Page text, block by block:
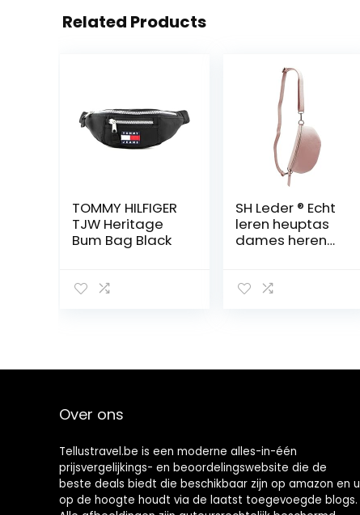
Related Products
TOMMY HILFIGER
TJW Heritage
Bum Bag Black
SH Leder ® Echt
leren heuptas
dames heren
reizen buiktas
G292, lichtroze,
Over ons
Tellustravel.be is een moderne alles-in-één
prijsvergelijkings- en beoordelingswebsite die de
beste deals biedt die beschikbaar zijn op amazon en u
op de hoogte houdt via de laatst toegevoegde blogs.